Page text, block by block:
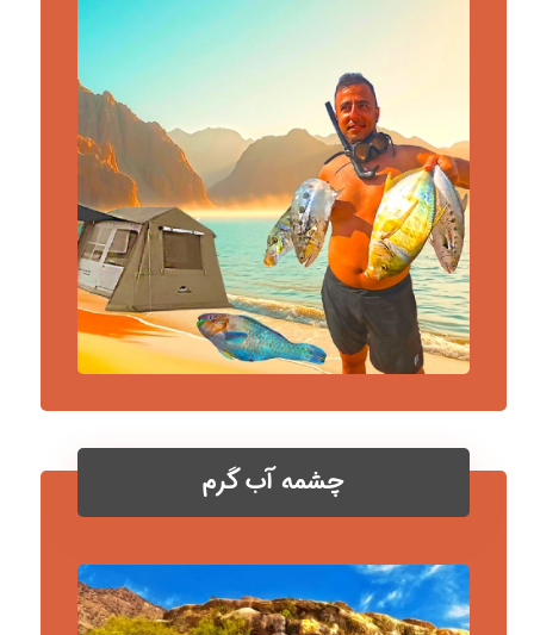
چشمه آب گرم